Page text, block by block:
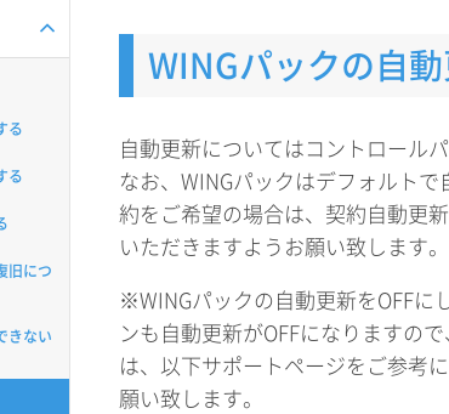
る
る
旧につ
きない
WINGパックの自
自動更新についてはコントロール
なお、WINGパックはデフォルト
約をご希望の場合は、契約自動更
いただきますようお願い致します。
※WINGパックの自動更新をOFFに
ンも自動更新がOFFになりますの
は、以下サポートページをご参考
願い致します。